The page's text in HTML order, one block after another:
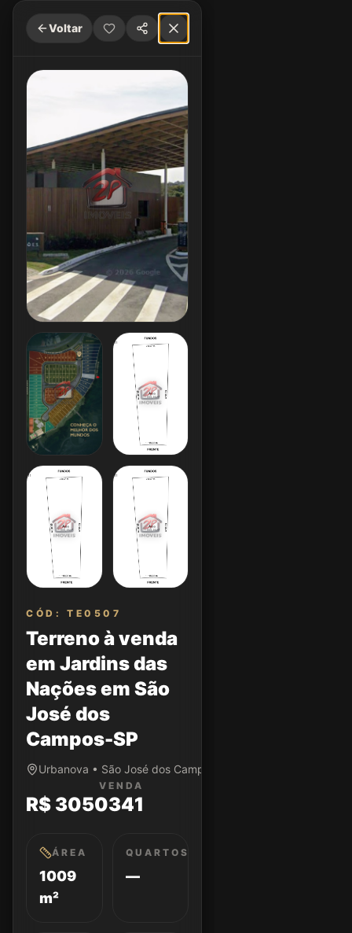
Voltar
CÓD: TE0507
Terreno à venda
em Jardins das
Nações em São
José dos
Campos-SP
Urbanova • São José dos Campos/SP
VENDA
R$ 3050341
ÁREA
1009
m²
QUARTOS
—